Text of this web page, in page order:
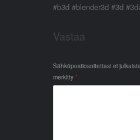
#b3d #blender3d #3d
Vastaa
Sähköpostiosoitettasi ei julkaista.
merkitty *